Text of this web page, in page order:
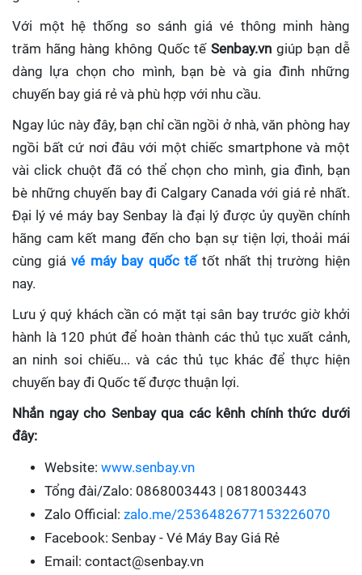
Với một hệ thống so sánh giá vé thông minh hàng
trăm hãng hàng không Quốc tế Senbay.vn giúp bạn dễ
dàng lựa chọn cho mình, bạn bè và gia đình những
chuyến bay giá rẻ và phù hợp với nhu cầu.
Ngay lúc này đây, bạn chỉ cần ngồi ở nhà, văn phòng hay
ngồi bất cứ nơi đâu với một chiếc smartphone và một
vài click chuột đã có thể chọn cho mình, gia đình, bạn
bè những chuyến bay đi Calgary Canada với giá rẻ nhất.
Đại lý vé máy bay Senbay là đại lý được ủy quyền chính
hãng cam kết mang đến cho bạn sự tiện lợi, thoải mái
cùng giávé máy bay quốc tế tốt nhất thị trường hiện
nay.
Lưu ý quý khách cần có mặt tại sân bay trước giờ khởi
hành là 120 phút để hoàn thành các thủ tục xuất cảnh,
an ninh soi chiếu... và các thủ tục khác để thực hiện
chuyến bay đi Quốc tế được thuận lợi.
Nhắn ngay cho Senbay qua các kênh chính thức dưới
đây:
Website: www.senbay.vn
Tổng đài/Zalo: 0868003443 | 0818003443
Zalo Official: zalo.me/2536482677153226070
Facebook: Senbay - Vé Máy Bay Giá Rẻ
Email: contact@senbay.vn